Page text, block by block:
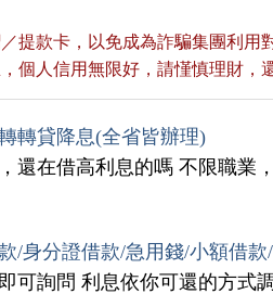
提款卡，以免成為詐騙集團利用
個人信用無限好，請慬慎理財，
轉貸降息(全省皆辦理)
還在借高利息的嗎 不限職業
/身分證借款/急用錢/小額借
可詢問 利息依你可還的方式